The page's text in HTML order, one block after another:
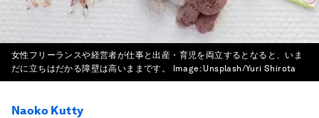
女性フリーランスや経営者が仕事と出産・育児を両立するとなると、いま
だに立ちはだかる障壁は高いままです。
Image: Unsplash/Yuri Shirota
Naoko Kutty